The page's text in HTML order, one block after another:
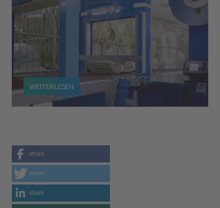
WEITERLESEN
share
tweet
share